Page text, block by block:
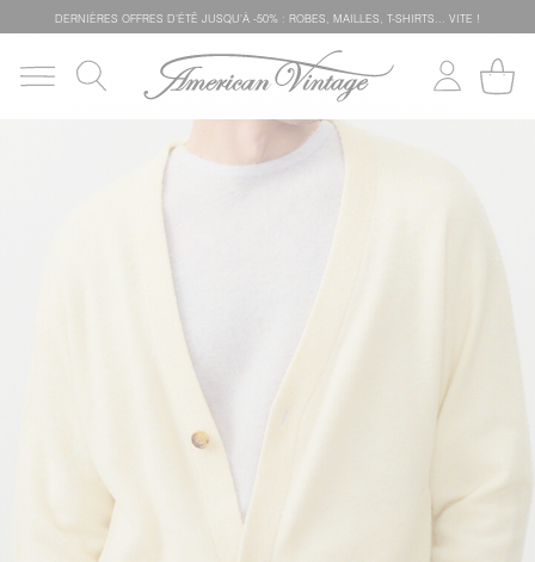
DERNIÈRES OFFRES D'ÉTÊ JUSQU'À -50% : ROBES, MAILLES, T-SHIRTS... VITE !